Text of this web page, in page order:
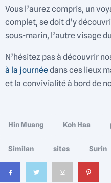
Vous l’aurez compris, un
complet, se doit d’y
sous-marin, l’autre visage
N’hésitez pas à découvrir
à la journéedans ces lieux
et la convivialité à bord de
Tags:Hin Muang Koh Haa
Similan sites Surin